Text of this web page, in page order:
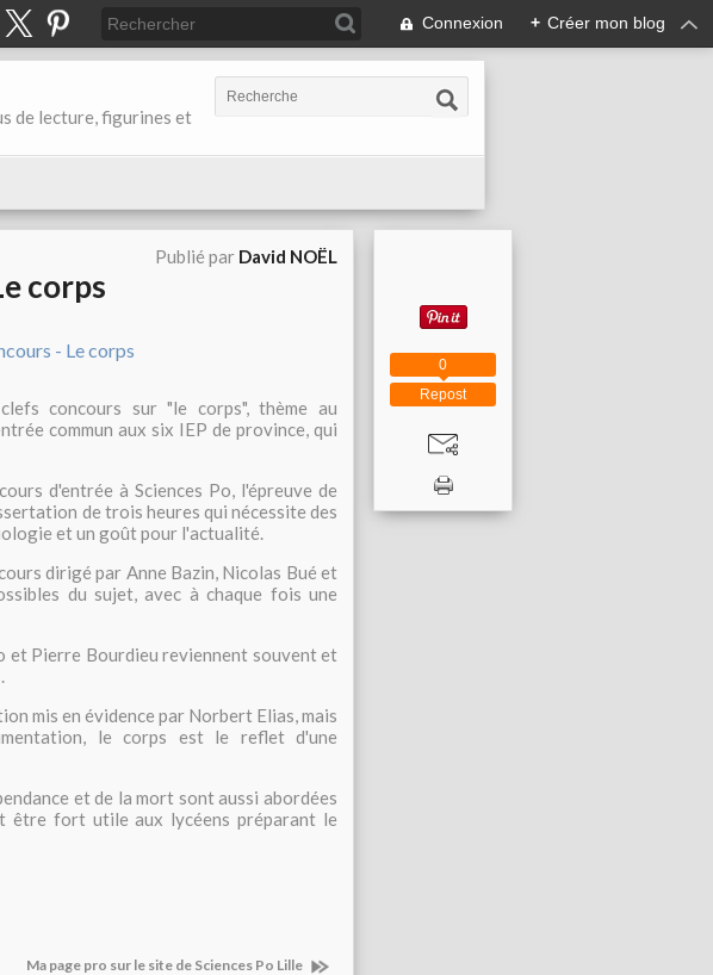
Connexion + Créer mon blog
de lecture, figurines et
Publié par David NOËL
corps
concours sur "le corps", thème au
commun aux six IEP de province, qui
d'entrée à Sciences Po, l'épreuve de
de trois heures qui nécessite des
et un goût pour l'actualité.
dirigé par Anne Bazin, Nicolas Bué et
du sujet, avec à chaque fois une
et Pierre Bourdieu reviennent souvent et
mis en évidence par Norbert Elias, mais
le corps est le reflet d'une
et de la mort sont aussi abordées
être fort utile aux lycéens préparant le
Ma page pro sur le site de Sciences Po Lille
Repost
0